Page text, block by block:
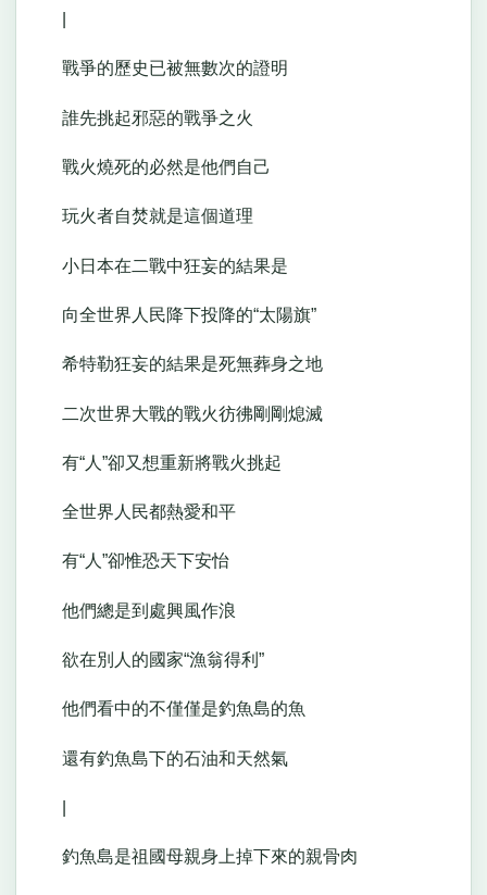
戰爭的歷史已被無數次的證明
誰先挑起邪惡的戰爭之火
戰火燒死的必然是他們自己
玩火者自焚就是這個道理
小日本在二戰中狂妄的結果是
向全世界人民降下投降的“太陽旗”
希特勒狂妄的結果是死無葬身之地
二次世界大戰的戰火彷彿剛剛熄滅
有“人”卻又想重新將戰火挑起
全世界人民都熱愛和平
有“人”卻惟恐天下安怡
他們總是到處興風作浪
欲在別人的國家“漁翁得利”
他們看中的不僅僅是釣魚島的魚
還有釣魚島下的石油和天然氣
釣魚島是祖國母親身上掉下來的親骨肉